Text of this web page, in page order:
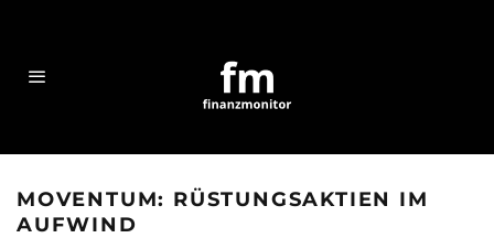
MOVENTUM: RÜSTUNGSAKTIEN IM
AUFWIND